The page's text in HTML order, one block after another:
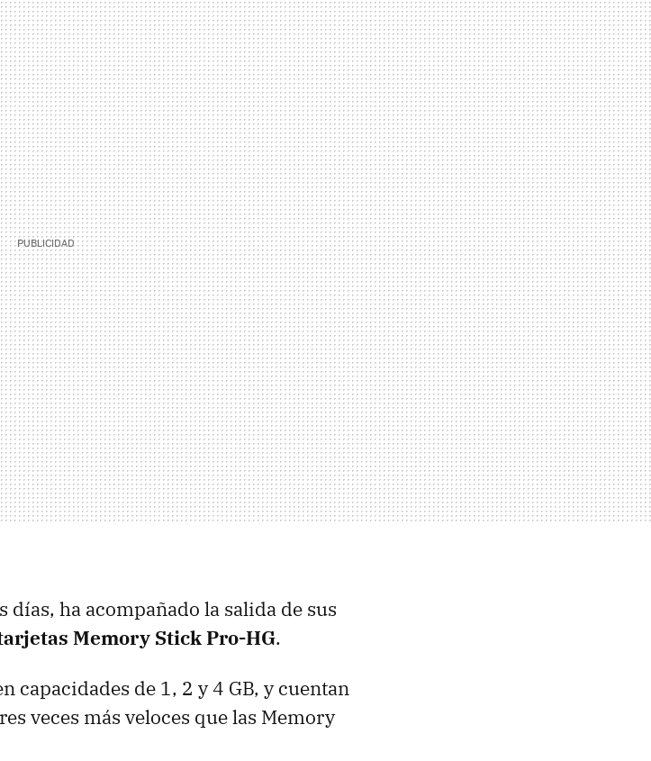
días, ha acompañado la salida de sus
Memory Stick Pro-HG.
capacidades de 1, 2 y 4 GB, y cuentan
veces más veloces que las Memory